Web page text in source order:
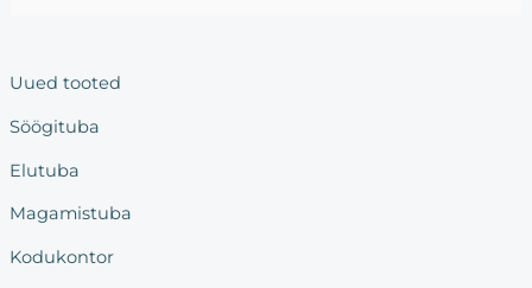
r
c
h
r
Uued tooted
Söögituba
Elutuba
Magamistuba
Kodukontor